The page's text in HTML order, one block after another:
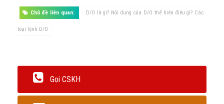
Chủ đề liên quan: D/O là gì? Nội dung của D/O thể hiện điều gì? Các
loại lệnh D/O
Gọi CSKH